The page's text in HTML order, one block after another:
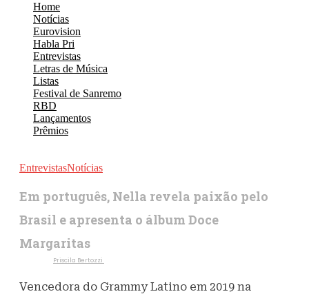
Home
Notícias
Eurovision
Habla Pri
Entrevistas
Letras de Música
Listas
Festival de Sanremo
RBD
Lançamentos
Prêmios
EntrevistasNotícias
Em português, Nella revela paixão pelo
Brasil e apresenta o álbum Doce
Margaritas
Priscila Bertozzi
Vencedora do Grammy Latino em 2019 na